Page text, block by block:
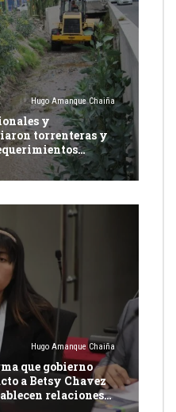
Hugo Amanque Chaiña
y
torrenteras y
informe de
Hugo Amanque Chaiña
que gobierno
a Betsy Chavez
relaciones